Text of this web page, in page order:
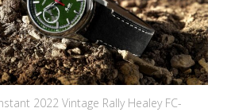
2022 Vintage Rally Healey FC-